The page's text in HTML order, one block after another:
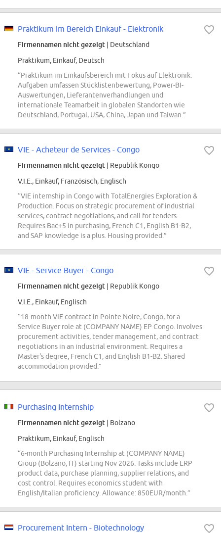
Praktikum im Bereich Einkauf - Elektronik
Firmennamen nicht gezeigt | Deutschland
Praktikum, Einkauf, Deutsch
“Praktikum im Einkaufsbereich mit Fokus auf Elektronik.
Aufgaben umfassen Stücklistenbewertung, Power-BI-
Auswertungen, Lieferantenverhandlungen und
internationale Teamarbeit in globalen Standorten wie
Deutschland, Portugal, USA, China, Japan und Taiwan.”
VIE - Acheteur de Services - Congo
Firmennamen nicht gezeigt | Republik Kongo
V.I.E., Einkauf, Französisch, Englisch
“VIE internship in Congo with TotalEnergies Exploration &
Production. Focus on strategic procurement of industrial
services, contract negotiations, and call for tenders.
Requires Bac+5 in purchasing, French C1, English B1-B2,
and SAP knowledge is a plus. Housing provided.”
VIE - Service Buyer - Congo
Firmennamen nicht gezeigt | Republik Kongo
V.I.E., Einkauf, Englisch
“18-month VIE contract in Pointe Noire, Congo, for a
Service Buyer role at (COMPANY NAME) EP Congo. Involves
procurement activities, tender management, and contract
negotiations in an industrial environment. Requires a
Master's degree, French C1, and English B1-B2. Shared
accommodation provided.”
Purchasing Internship
Firmennamen nicht gezeigt | Bolzano
Praktikum, Einkauf, Englisch
“6-month Purchasing Internship at (COMPANY NAME)
Group (Bolzano, IT) starting Nov 2026. Tasks include ERP
product data, purchase planning, supplier relations, and
cost control. Requires economics student with
English/Italian proficiency. Allowance: 850EUR/month.”
Procurement Intern - Biotechnology